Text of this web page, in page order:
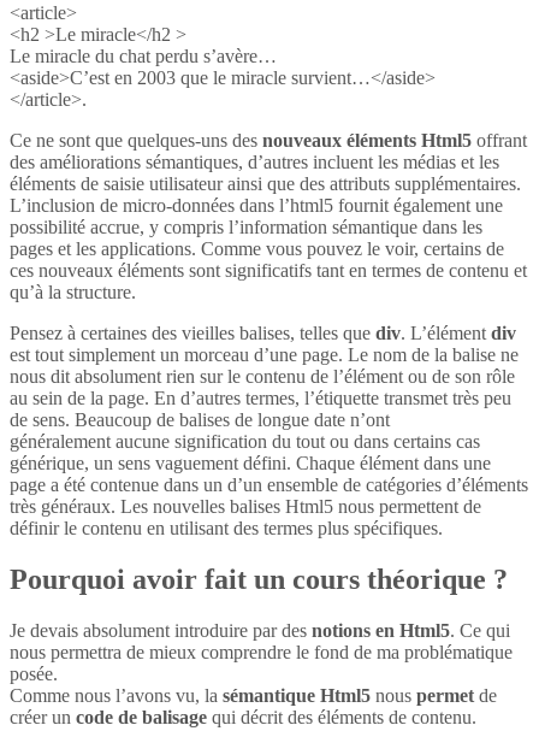
<article>
<h2 >Le miracle</h2 >
Le miracle du chat perdu s’avère…
<aside>C’est en 2003 que le miracle survient…</aside>
</article>.
Ce ne sont que quelques-uns des nouveaux éléments Html5 offrant
des améliorations sémantiques, d’autres incluent les médias et les
éléments de saisie utilisateur ainsi que des attributs supplémentaires.
L’inclusion de micro-données dans l’html5 fournit également une
possibilité accrue, y compris l’information sémantique dans les
pages et les applications. Comme vous pouvez le voir, certains de
ces nouveaux éléments sont significatifs tant en termes de contenu et
qu’à la structure.
Pensez à certaines des vieilles balises, telles que div. L’élément div
est tout simplement un morceau d’une page. Le nom de la balise ne
nous dit absolument rien sur le contenu de l’élément ou de son rôle
au sein de la page. En d’autres termes, l’étiquette transmet très peu
de sens. Beaucoup de balises de longue date n’ont
généralement aucune signification du tout ou dans certains cas
générique, un sens vaguement défini. Chaque élément dans une
page a été contenue dans un d’un ensemble de catégories d’éléments
très généraux. Les nouvelles balises Html5 nous permettent de
définir le contenu en utilisant des termes plus spécifiques.
Pourquoi avoir fait un cours théorique ?
Je devais absolument introduire par des notions en Html5. Ce qui
nous permettra de mieux comprendre le fond de ma problématique
posée.
Comme nous l’avons vu, la sémantique Html5 nous permet de
créer un code de balisage qui décrit des éléments de contenu.